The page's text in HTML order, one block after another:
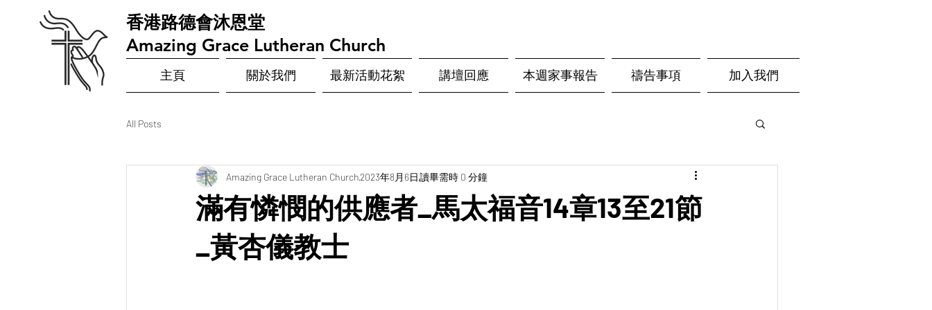
​香港路德會沐恩堂
Amazing Grace Lutheran Church
主頁 關於我們 最新活動花絮 講壇回應 本週家事報告 禱告事項 加入我們
All Posts
滿有憐憫的供應者_馬太福音14章13至21節
_黃杏儀教士
Amazing Grace Lutheran Church2023年8月6日讀畢需時 0 分鐘